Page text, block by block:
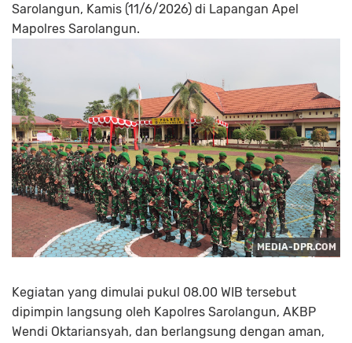
Sarolangun, Kamis (11/6/2026) di Lapangan Apel
Mapolres Sarolangun.
Kegiatan yang dimulai pukul 08.00 WIB tersebut
dipimpin langsung oleh Kapolres Sarolangun, AKBP
Wendi Oktariansyah, dan berlangsung dengan aman,